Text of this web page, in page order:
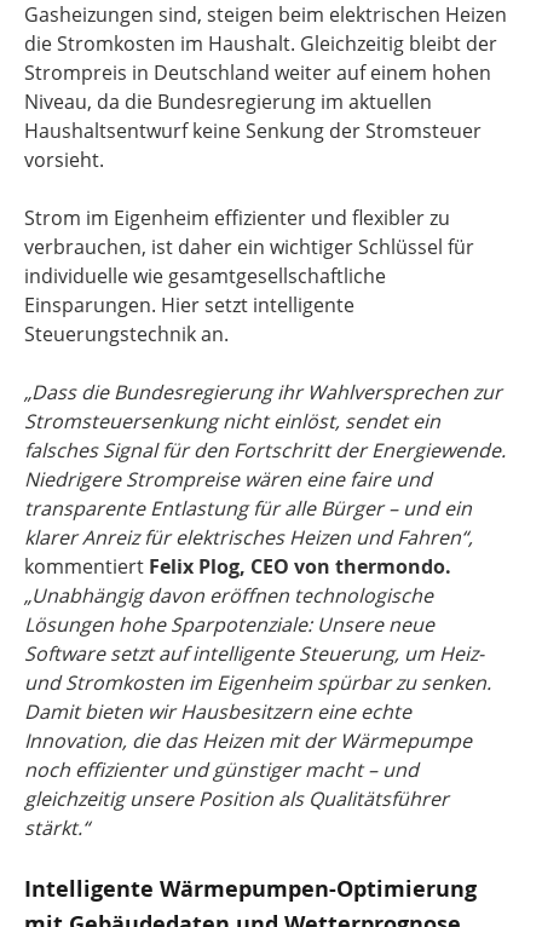
Gasheizungen sind, steigen beim elektrischen Heizen
die Stromkosten im Haushalt. Gleichzeitig bleibt der
Strompreis in Deutschland weiter auf einem hohen
Niveau, da die Bundesregierung im aktuellen
Haushaltsentwurf keine Senkung der Stromsteuer
vorsieht.
Strom im Eigenheim effizienter und flexibler zu
verbrauchen, ist daher ein wichtiger Schlüssel für
individuelle wie gesamtgesellschaftliche
Einsparungen. Hier setzt intelligente
Steuerungstechnik an.
„Dass die Bundesregierung ihr Wahlversprechen zur
Stromsteuersenkung nicht einlöst, sendet ein
falsches Signal für den Fortschritt der Energiewende.
Niedrigere Strompreise wären eine faire und
transparente Entlastung für alle Bürger – und ein
klarer Anreiz für elektrisches Heizen und Fahren“,
kommentiert Felix Plog, CEO von thermondo.
„Unabhängig davon eröffnen technologische
Lösungen hohe Sparpotenziale: Unsere neue
Software setzt auf intelligente Steuerung, um Heiz-
und Stromkosten im Eigenheim spürbar zu senken.
Damit bieten wir Hausbesitzern eine echte
Innovation, die das Heizen mit der Wärmepumpe
noch effizienter und günstiger macht – und
gleichzeitig unsere Position als Qualitätsführer
stärkt.“
Intelligente Wärmepumpen-Optimierung